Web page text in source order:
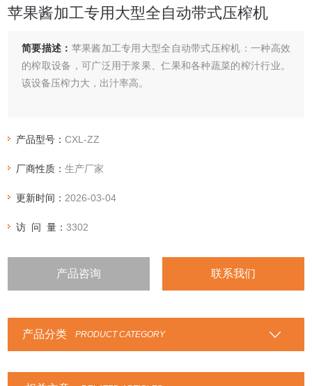
苹果酱加工专用大型全自动带式压榨机
简要描述： 苹果酱加工专用大型全自动带式压榨机：一种高效
的榨取设备，可广泛用于浆果、仁果和各种蔬菜的榨汁行业。
该设备压榨力大，出汁率高。
产品型号：CXL-ZZ
厂商性质：生产厂家
更新时间： 2026-03-04
访 问 量：3302
产品咨询 联系我们
产品分类 PRODUCT CATEGORY